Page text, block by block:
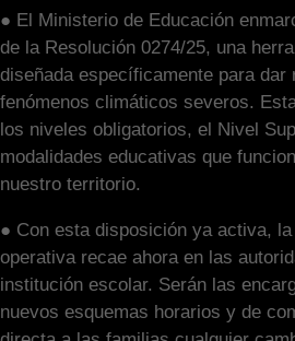
● El Ministerio de Educación
de la Resolución 0274/25, una
diseñada específicamente para dar
fenómenos climáticos severos.
los niveles obligatorios, el Nivel
modalidades educativas que
nuestro territorio.
● Con esta disposición ya activa,
operativa recae ahora en las
institución escolar. Serán las
nuevos esquemas horarios y de